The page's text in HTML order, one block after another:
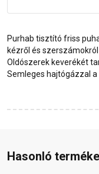
Purhab tisztító friss
kézről és szerszámokról
Oldószerek keverékét
Semleges hajtógázzal
Hasonló